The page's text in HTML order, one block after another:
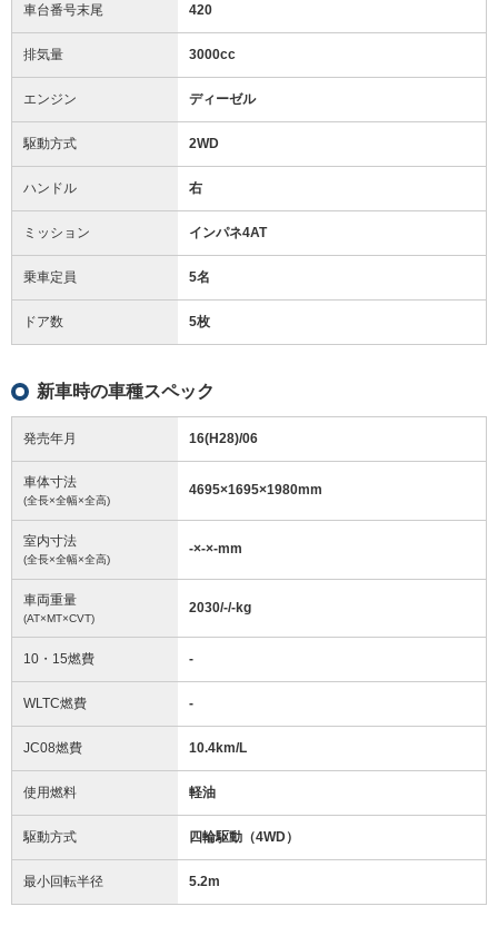
車台番号末尾 420
排気量 3000cc
エンジン ディーゼル
駆動方式 2WD
ハンドル 右
ミッション インパネ4AT
乗車定員 5名
ドア数 5枚
新車時の車種スペック
発売年月 16(H28)/06
車体寸法
(全長×全幅×全高)
4695×1695×1980mm
室内寸法
(全長×全幅×全高)
-×-×-mm
車両重量
(AT×MT×CVT)
2030/-/-kg
10・15燃費 -
WLTC燃費 -
JC08燃費 10.4km/L
使用燃料 軽油
駆動方式 四輪駆動（4WD）
最小回転半径 5.2m